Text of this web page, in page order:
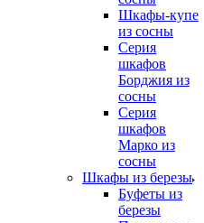
Шкафы-купе
из сосны
Серия
шкафов
Борджия из
сосны
Серия
шкафов
Марко из
сосны
Шкафы из березы
Буфеты из
березы